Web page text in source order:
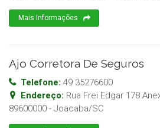
Mais Informações
Ajo Corretora De Seguros
Telefone: 49 35276600
Endereço: Rua Frei Edgar 178
89600000 - Joacaba/SC